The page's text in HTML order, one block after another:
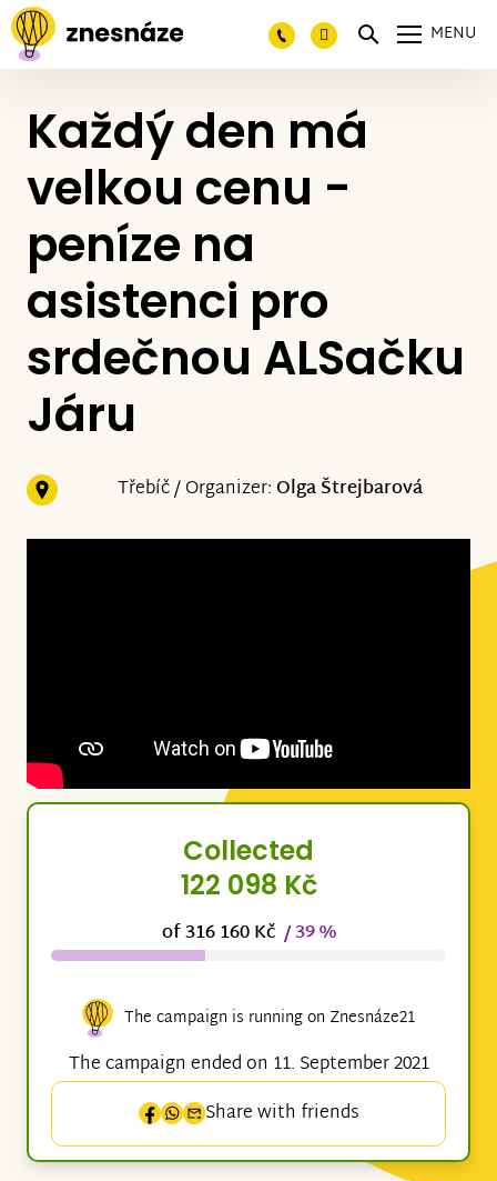
MENU
Každý den má
velkou cenu -
peníze na
asistenci pro
srdečnou ALSačku
Járu
Třebíč / Organizer:Olga Štrejbarová
Collected
122 098 Kč
of 316 160 Kč / 39 %
The campaign is running on Znesnáze21
The campaign ended on 11. September 2021
Share with friends